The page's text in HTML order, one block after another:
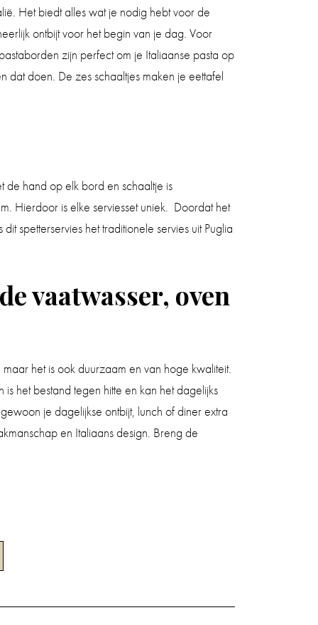
Het biedt alles wat je nodig hebt voor de
ontbijt voor het begin van je dag. Voor
zijn perfect om je Italiaanse pasta op
doen. De zes schaaltjes maken je eettafel
de hand op elk bord en schaaltje is
Hierdoor is elke serviesset uniek. Doordat het
spetterservies het traditionele servies uit Puglia
vaatwasser, oven
het is ook duurzaam en van hoge kwaliteit.
het bestand tegen hitte en kan het dagelijks
je dagelijkse ontbijt, lunch of diner extra
en Italiaans design. Breng de